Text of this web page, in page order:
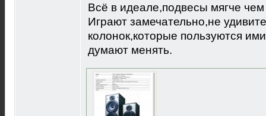
Всё в идеале,подвесы мягче
Играют замечательно,не
колонок,которые пользуются
думают менять.